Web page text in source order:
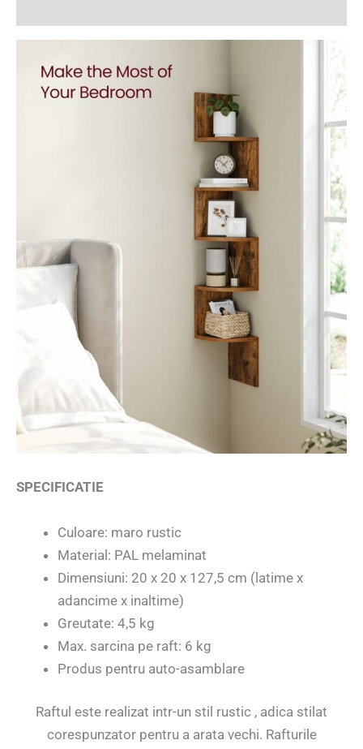
SPECIFICATIE
Culoare: maro rustic
Material: PAL melaminat
Dimensiuni: 20 x 20 x 127,5 cm (latime x
adancime x inaltime)
Greutate: 4,5 kg
Max. sarcina pe raft: 6 kg
Produs pentru auto-asamblare
Raftul este realizat intr-un stil rustic , adica stilat
corespunzator pentru a arata vechi. Rafturile